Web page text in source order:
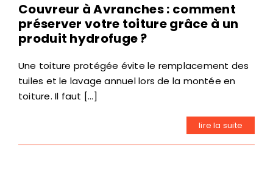
Couvreur à Avranches : comment
préserver votre toiture grâce à un
produit hydrofuge ?
Une toiture protégée évite le remplacement des
tuiles et le lavage annuel lors de la montée en
toiture. Il faut [...]
lire la suite